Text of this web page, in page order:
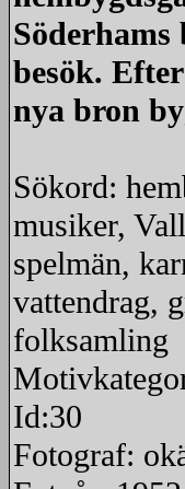
Söderhams
besök.
nya bron
Sökord:
musiker,
spelmän,
vattendrag,
folksamling
Id:30
Fotograf: